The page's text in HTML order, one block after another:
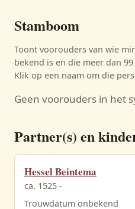
Stamboom
Toont voorouders van wie
bekend is en die meer dan
Klik op een naam om die
Geen voorouders in het
Partner(s) en
Hessel Beintema
ca. 1525 -
Trouwdatum onbekend